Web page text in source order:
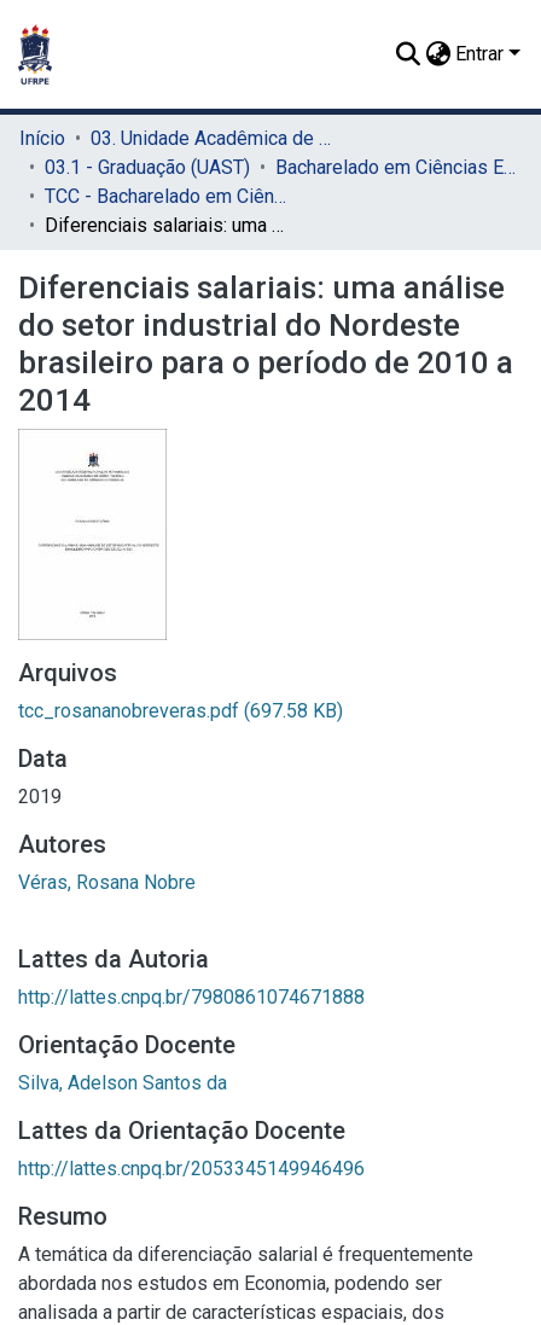
Entrar
Início
03. Unidade Acadêmica de Serra Talhada (UAST)
03.1 - Graduação (UAST)
Bacharelado em Ciências Econômicas (UAST)
TCC - Bacharelado em Ciências Econômicas (UAST)
Diferenciais salariais: uma análise do setor industrial do Nordeste brasileiro para o período de 2010 a 2014
Diferenciais salariais: uma análise
do setor industrial do Nordeste
brasileiro para o período de 2010 a
2014
Arquivos
tcc_rosananobreveras.pdf (697.58 KB)
Data
2019
Autores
Véras, Rosana Nobre
Lattes da Autoria
http://lattes.cnpq.br/7980861074671888
Orientação Docente
Silva, Adelson Santos da
Lattes da Orientação Docente
http://lattes.cnpq.br/2053345149946496
Resumo
A temática da diferenciação salarial é frequentemente
abordada nos estudos em Economia, podendo ser
analisada a partir de características espaciais, dos